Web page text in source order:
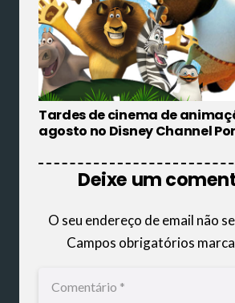
Tardes de cinema de
agosto no Disney Channel
Deixe um
O seu endereço de email não
Campos obrigatórios